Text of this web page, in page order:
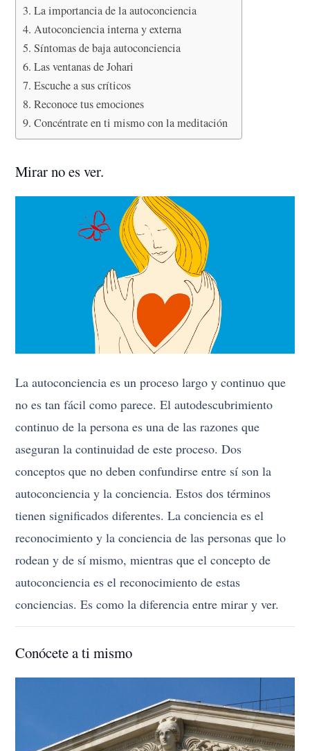
La importancia de la autoconciencia
Autoconciencia interna y externa
Síntomas de baja autoconciencia
Las ventanas de Johari
Escuche a sus críticos
Reconoce tus emociones
Concéntrate en ti mismo con la meditación
Mirar no es ver.
La autoconciencia es un proceso largo y continuo que
no es tan fácil como parece. El autodescubrimiento
continuo de la persona es una de las razones que
aseguran la continuidad de este proceso. Dos
conceptos que no deben confundirse entre sí son la
autoconciencia y la conciencia. Estos dos términos
tienen significados diferentes. La conciencia es el
reconocimiento y la conciencia de las personas que lo
rodean y de sí mismo, mientras que el concepto de
autoconciencia es el reconocimiento de estas
conciencias. Es como la diferencia entre mirar y ver.
Conócete a ti mismo